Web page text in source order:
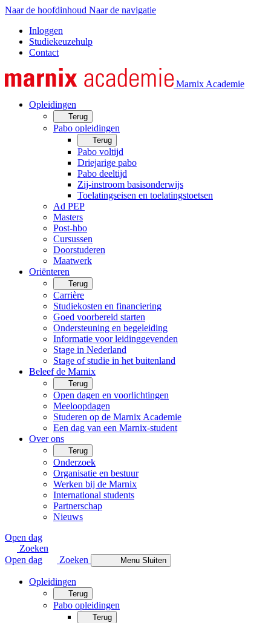
Naar de hoofdinhoud Naar de navigatie
Inloggen
Studiekeuzehulp
Contact
Marnix Academie
Opleidingen
Terug
Pabo opleidingen
Terug
Pabo voltijd
Driejarige pabo
Pabo deeltijd
Zij-instroom basisonderwijs
Toelatingseisen en toelatingstoetsen
Ad PEP
Masters
Post-hbo
Cursussen
Doorstuderen
Maatwerk
Oriënteren
Terug
Carrière
Studiekosten en financiering
Goed voorbereid starten
Ondersteuning en begeleiding
Informatie voor leidinggevenden
Stage in Nederland
Stage of studie in het buitenland
Beleef de Marnix
Terug
Open dagen en voorlichtingen
Meeloopdagen
Studeren op de Marnix Academie
Een dag van een Marnix-student
Over ons
Terug
Onderzoek
Organisatie en bestuur
Werken bij de Marnix
International students
Partnerschap
Nieuws
Open dag
Zoeken
Open dag
Zoeken Menu Sluiten
Opleidingen
Terug
Pabo opleidingen
Terug